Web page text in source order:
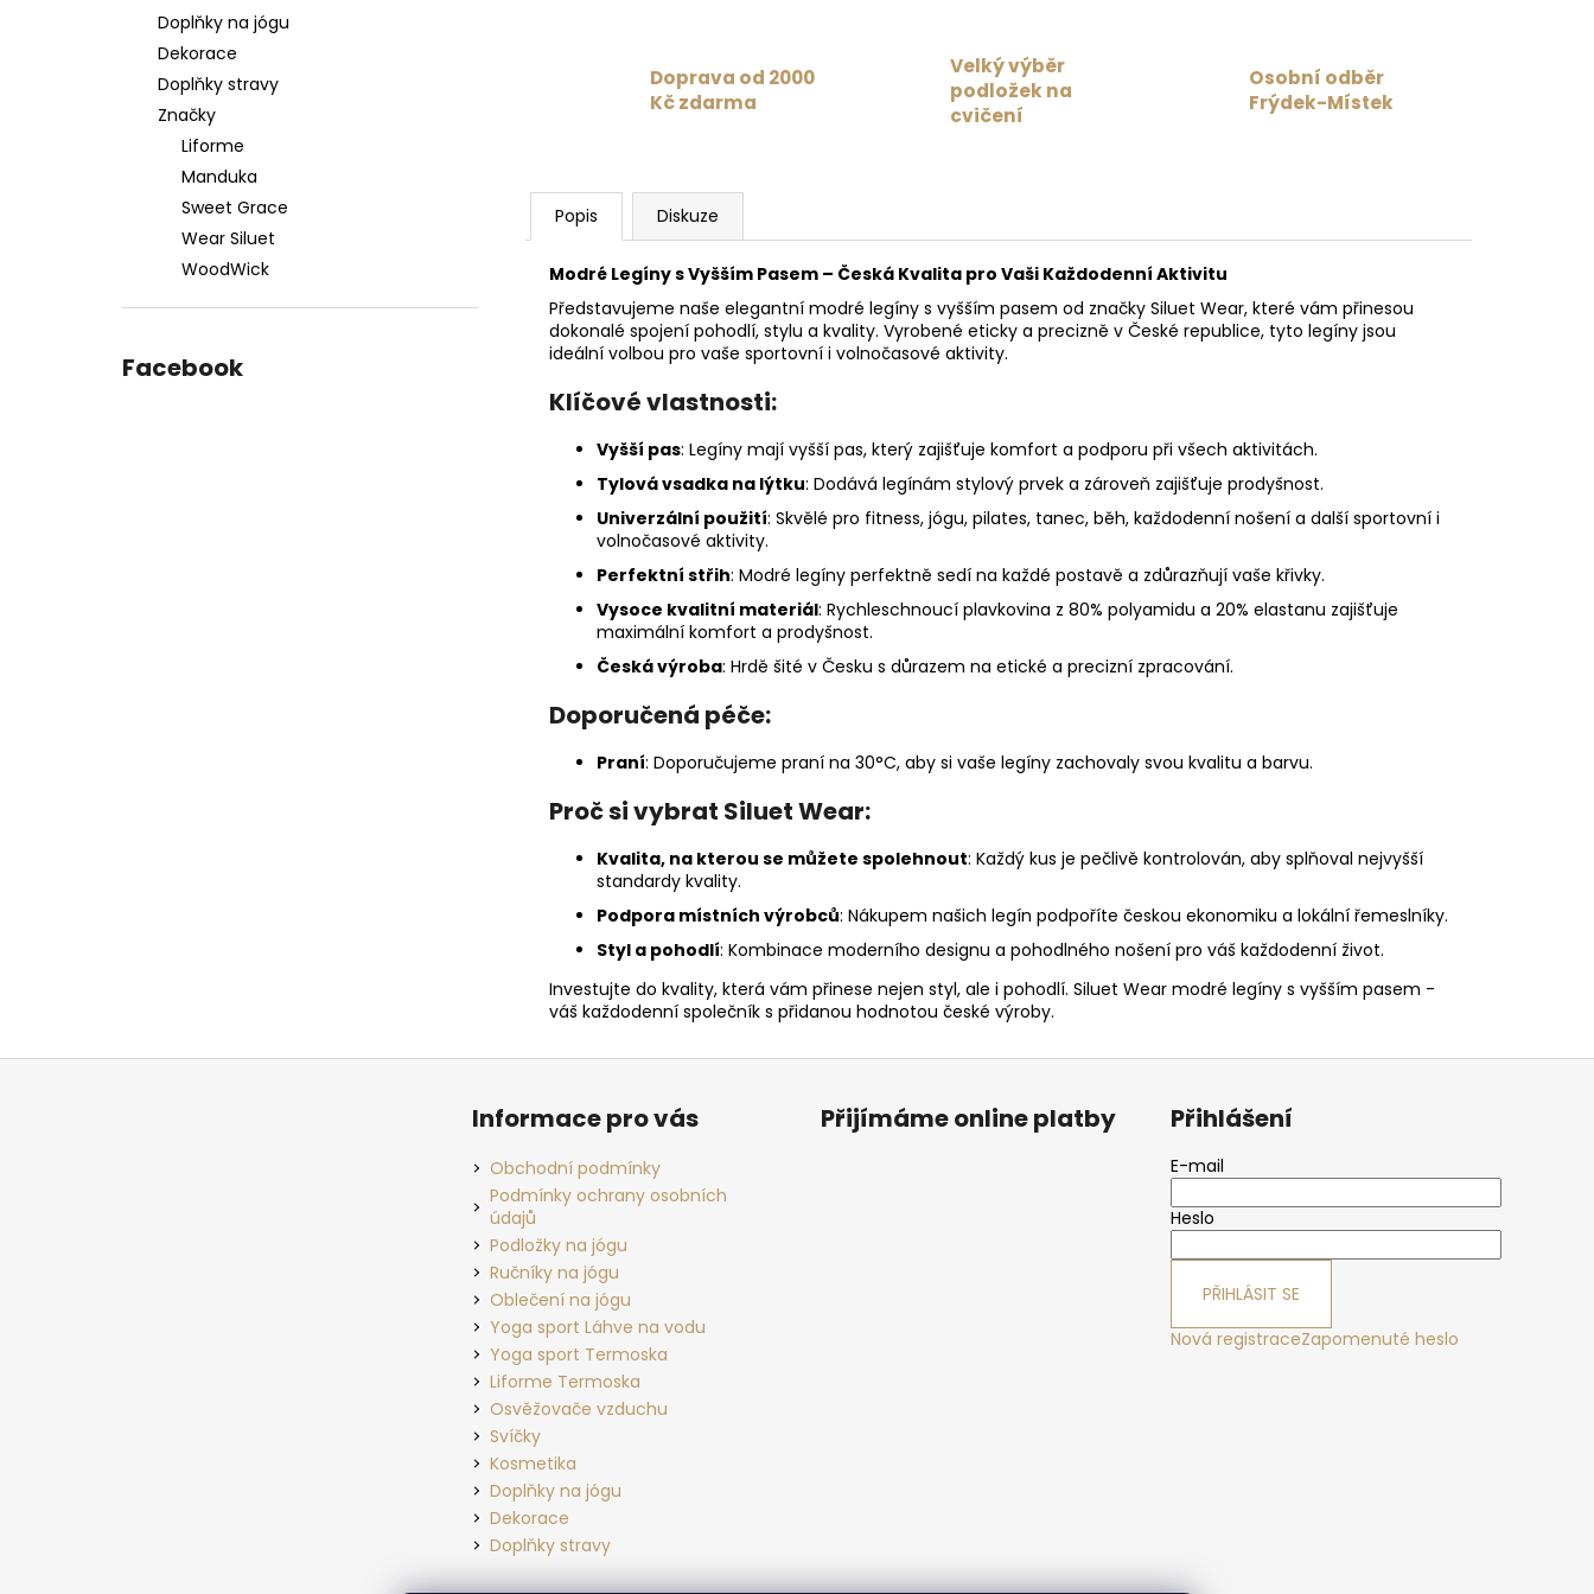
Doplňky na jógu
Dekorace
Doplňky stravy
Značky
Liforme
Manduka
Sweet Grace
Wear Siluet
WoodWick
Facebook
Doprava od 2000
Kč zdarma
Velký výběr
podložek na
cvičení
Osobní odběr
Frýdek-Místek
Popis Diskuze
Modré Legíny s Vyšším Pasem – Česká Kvalita pro Vaši Každodenní Aktivitu
Představujeme naše elegantní modré legíny s vyšším pasem od značky Siluet Wear, které vám přinesou
dokonalé spojení pohodlí, stylu a kvality. Vyrobené eticky a precizně v České republice, tyto legíny jsou
ideální volbou pro vaše sportovní i volnočasové aktivity.
Klíčové vlastnosti:
Vyšší pas: Legíny mají vyšší pas, který zajišťuje komfort a podporu při všech aktivitách.
Tylová vsadka na lýtku: Dodává legínám stylový prvek a zároveň zajišťuje prodyšnost.
Univerzální použití: Skvělé pro fitness, jógu, pilates, tanec, běh, každodenní nošení a další sportovní i
volnočasové aktivity.
Perfektní střih: Modré legíny perfektně sedí na každé postavě a zdůrazňují vaše křivky.
Vysoce kvalitní materiál: Rychleschnoucí plavkovina z 80% polyamidu a 20% elastanu zajišťuje
maximální komfort a prodyšnost.
Česká výroba: Hrdě šité v Česku s důrazem na etické a precizní zpracování.
Doporučená péče:
Praní: Doporučujeme praní na 30°C, aby si vaše legíny zachovaly svou kvalitu a barvu.
Proč si vybrat Siluet Wear:
Kvalita, na kterou se můžete spolehnout: Každý kus je pečlivě kontrolován, aby splňoval nejvyšší
standardy kvality.
Podpora místních výrobců: Nákupem našich legín podpoříte českou ekonomiku a lokální řemeslníky.
Styl a pohodlí: Kombinace moderního designu a pohodlného nošení pro váš každodenní život.
Investujte do kvality, která vám přinese nejen styl, ale i pohodlí. Siluet Wear modré legíny s vyšším pasem -
váš každodenní společník s přidanou hodnotou české výroby.
Z
Informace pro vás
Obchodní podmínky
Podmínky ochrany osobních
údajů
Podložky na jógu
Ručníky na jógu
Oblečení na jógu
Yoga sport Láhve na vodu
Yoga sport Termoska
Liforme Termoska
Osvěžovače vzduchu
Svíčky
Kosmetika
Doplňky na jógu
Dekorace
Doplňky stravy
Přijímáme online platby Přihlášení
E-mail
Heslo
PŘIHLÁSIT SE
Nová registraceZapomenuté heslo